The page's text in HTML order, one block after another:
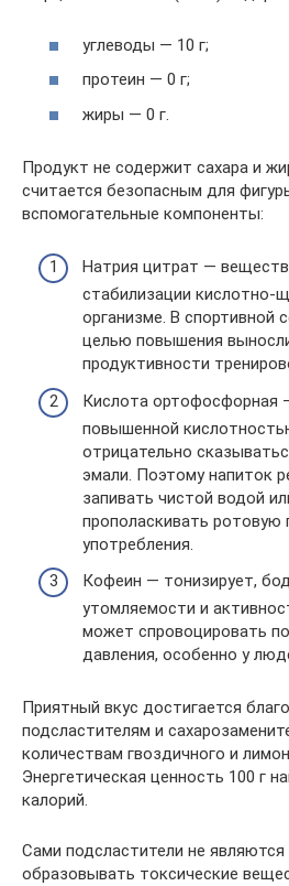
углеводы — 10 г;
протеин — 0 г;
жиры — 0 г.
Продукт не содержит сахара и
считается безопасным для
вспомогательные компоненты:
Натрия цитрат —
стабилизации кислотно-
организме. В спортивной
целью повышения
продуктивности
Кислота ортофосфорная
повышенной
отрицательно
эмали. Поэтому напиток
запивать чистой водой
прополаскивать ротовую
употребления.
Кофеин — тонизирует,
утомляемости и
может спровоцировать
давления, особенно у
Приятный вкус достигается
подсластителям и
количествам гвоздичного и
Энергетическая ценность 100 г
калорий.
Сами подсластители не
образовывать токсические